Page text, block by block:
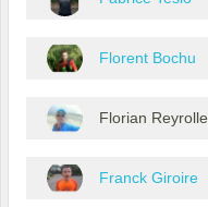
Florent Bochu
Florian Reyrolle
Franck Giroire